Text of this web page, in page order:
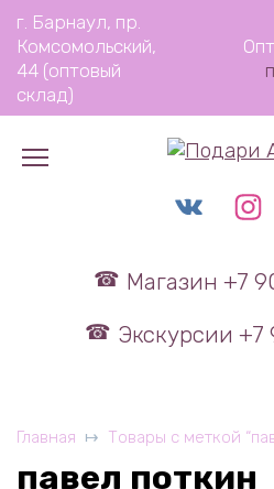
Перейти
содержанию
г. Барнаул, пр.
Комсомольский,
44 (оптовый
склад)
Магазин +7
Экскурсии +7
Главная Товары с меткой
павел поткин